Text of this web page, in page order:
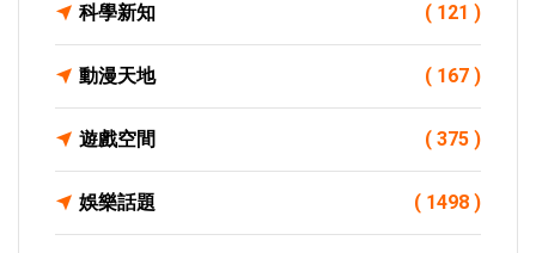
科學新知 ( 121 )
動漫天地 ( 167 )
遊戲空間 ( 375 )
娛樂話題 ( 1498 )